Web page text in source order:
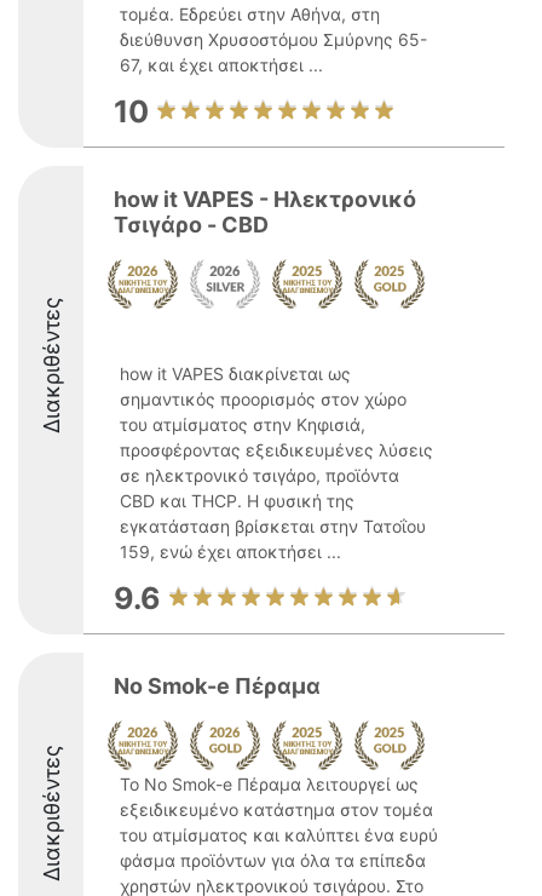
τομέα. Εδρεύει στην Αθήνα, στη
διεύθυνση Χρυσοστόμου Σμύρνης 65-
67, και έχει αποκτήσει ...
10
Διακριθέντες
how it VAPES - Ηλεκτρονικό
Τσιγάρο - CBD
how it VAPES διακρίνεται ως
σημαντικός προορισμός στον χώρο
του ατμίσματος στην Κηφισιά,
προσφέροντας εξειδικευμένες λύσεις
σε ηλεκτρονικό τσιγάρο, προϊόντα
CBD και THCP. Η φυσική της
εγκατάσταση βρίσκεται στην Τατοΐου
159, ενώ έχει αποκτήσει ...
9.6
Διακριθέντες
No Smok-e Πέραμα
Το No Smok-e Πέραμα λειτουργεί ως
εξειδικευμένο κατάστημα στον τομέα
του ατμίσματος και καλύπτει ένα ευρύ
φάσμα προϊόντων για όλα τα επίπεδα
χρηστών ηλεκτρονικού τσιγάρου. Στο